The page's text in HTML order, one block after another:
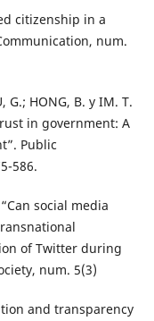
citizenship in a
num.
G.; HONG, B. y IM. T.
in government: A
Public
586.
social media
of Twitter during
num. 5(3)
and transparency